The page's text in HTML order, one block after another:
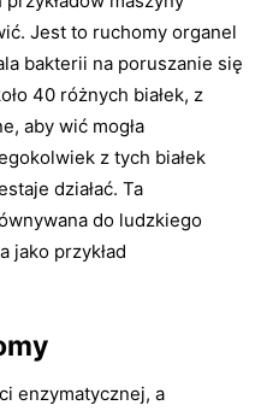
Jest to ruchomy organel
bakterii na poruszanie się
40 różnych białek, z
aby wić mogła
z tych białek
działać. Ta
do ludzkiego
jako przykład
enzymatycznej, a